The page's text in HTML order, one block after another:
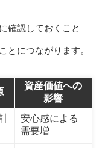
確認しておくこと
とにつながります。
資産価値への
影響
安心感による
需要増